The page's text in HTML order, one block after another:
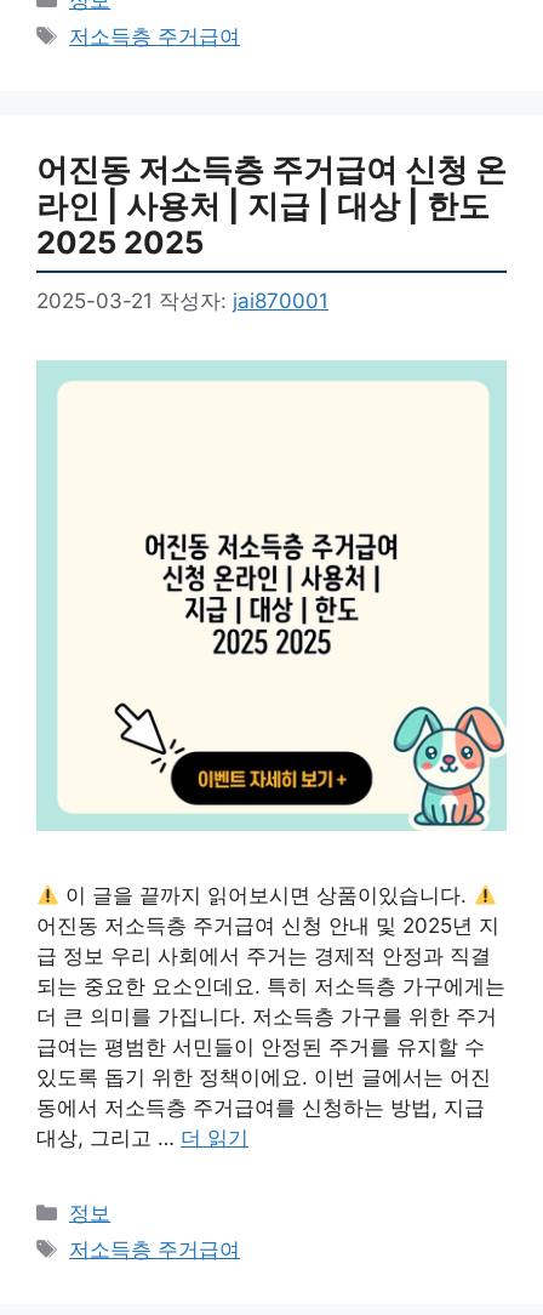
테
고
태
저소득층 주거급여
어진동 저소득층 주거급여 신청 온
라인 | 사용처 | 지급 | 대상 | 한도
2025 2025
2025-03-21 작성자: jai870001
이 글을 끝까지 읽어보시면 상품이있습니다.
어진동 저소득층 주거급여 신청 안내 및 2025년 지
급 정보 우리 사회에서 주거는 경제적 안정과 직결
되는 중요한 요소인데요. 특히 저소득층 가구에게는
더 큰 의미를 가집니다. 저소득층 가구를 위한 주거
급여는 평범한 서민들이 안정된 주거를 유지할 수
있도록 돕기 위한 정책이에요. 이번 글에서는 어진
동에서 저소득층 주거급여를 신청하는 방법, 지급
대상, 그리고 … 더 읽기
카
테
정보
태
저소득층 주거급여